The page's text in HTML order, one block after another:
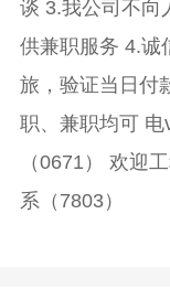
谈 3.我公司不向
供兼职服务 4.诚
旅，验证当日付
职、兼职均可
（0671） 欢迎
系（7803）